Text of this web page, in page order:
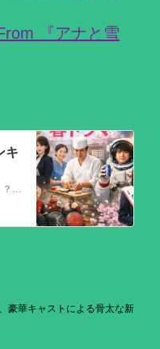
『アナと雪
キ
どのドラマがよく視聴されているか！？視聴率速報ドラマランキングを大公開！相棒強し！日曜劇場強し！
豪華キャストによる骨太な新